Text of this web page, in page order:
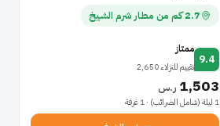
2.7 كم من مطار شرم الشيخ
9.4
ممتاز
تقييم للنزلاء 2,650
1,503 ر.س
1 ليلة (شامل الضرائب) · 1 غرفة